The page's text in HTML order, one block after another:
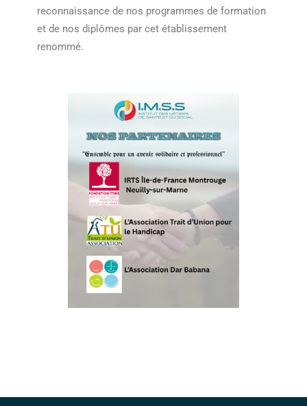
reconnaissance de nos programmes de formation
et de nos diplômes par cet établissement
renommé.